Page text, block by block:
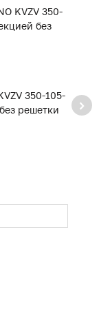
350-105-
решетки